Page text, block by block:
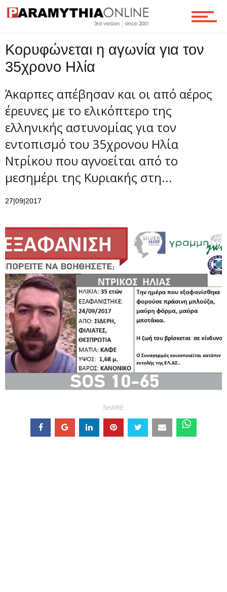
Επικοινωνία
Κορυφώνεται η αγωνία για τον
35χρονο Ηλία
Άκαρπες απέβησαν και οι από αέρος
έρευνες με το ελικόπτερο της
ελληνικής αστυνομίας για τον
εντοπισμό του 35χρονου Ηλία
Ντρίκου που αγνοείται από το
μεσημέρι της Κυριακής στη...
27|09|2017
SHARE